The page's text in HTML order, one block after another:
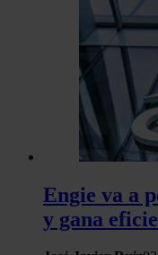
Engie va a
y gana